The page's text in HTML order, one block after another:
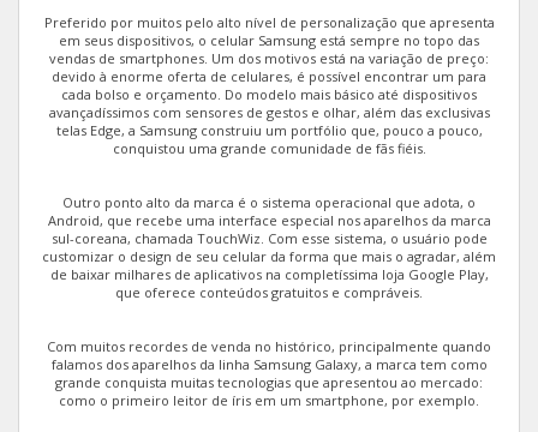
Galaxy A7 2017
Galaxy A10
Galaxy J7 Prime
Galaxy A01 Core
Galaxy J7 2016 Metal
Galaxy A01
Galaxy J8
Preferido por muitos pelo alto nível de personalização que apresenta
em seus dispositivos, o celular Samsung está sempre no topo das
vendas de smartphones. Um dos motivos está na variação de preço:
devido à enorme oferta de celulares, é possível encontrar um para
cada bolso e orçamento. Do modelo mais básico até dispositivos
avançadíssimos com sensores de gestos e olhar, além das exclusivas
telas Edge, a Samsung construiu um portfólio que, pouco a pouco,
conquistou uma grande comunidade de fãs fiéis.
Outro ponto alto da marca é o sistema operacional que adota, o
Android, que recebe uma interface especial nos aparelhos da marca
sul-coreana, chamada TouchWiz. Com esse sistema, o usuário pode
customizar o design de seu celular da forma que mais o agradar, além
de baixar milhares de aplicativos na completíssima loja Google Play,
que oferece conteúdos gratuitos e compráveis.
Com muitos recordes de venda no histórico, principalmente quando
falamos dos aparelhos da linha Samsung Galaxy, a marca tem como
grande conquista muitas tecnologias que apresentou ao mercado:
como o primeiro leitor de íris em um smartphone, por exemplo.